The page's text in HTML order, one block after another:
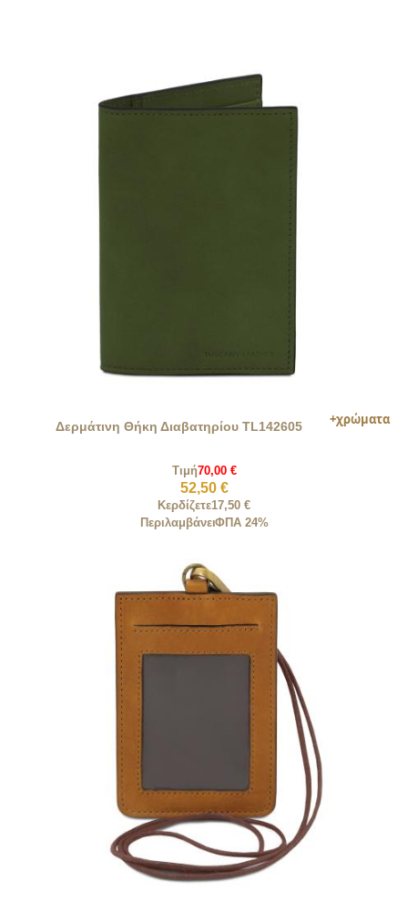
Δερμάτινη Θήκη Διαβατηρίου TL142605
Τιμή70,00 €
52,50 €
Κερδίζετε17,50 €
ΠεριλαμβάνειΦΠΑ 24%